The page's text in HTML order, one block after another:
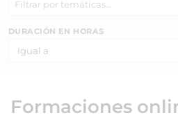
DURACIÓN EN HORAS
Formaciones